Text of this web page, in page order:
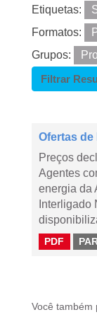
Etiquetas:
Formatos:
Grupos:
Filtrar
Ofertas
Preços
Agentes
energia da
Interligado
PDF
Você também